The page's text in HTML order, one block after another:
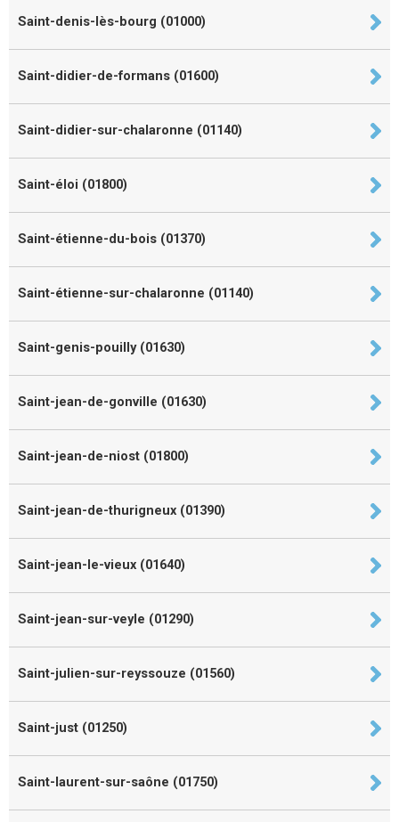
Saint-denis-lès-bourg (01000)
Saint-didier-de-formans (01600)
Saint-didier-sur-chalaronne (01140)
Saint-éloi (01800)
Saint-étienne-du-bois (01370)
Saint-étienne-sur-chalaronne (01140)
Saint-genis-pouilly (01630)
Saint-jean-de-gonville (01630)
Saint-jean-de-niost (01800)
Saint-jean-de-thurigneux (01390)
Saint-jean-le-vieux (01640)
Saint-jean-sur-veyle (01290)
Saint-julien-sur-reyssouze (01560)
Saint-just (01250)
Saint-laurent-sur-saône (01750)